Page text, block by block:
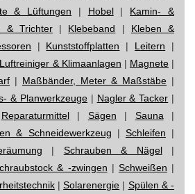
& Lüftungen | Hobel| Kamin- &
& Trichter| Klebeband | Kleben &
| Kunststoffplatten | Leitern |
Luftreiniger & Klimaanlagen | Magnete|
| Maßbänder, Meter & Maßstäbe |
& Planwerkzeuge | Nagler & Tacker |
Reparaturmittel| Sägen | Sauna |
& Schneidewerkzeug | Schleifen |
| Schrauben & Nägel|
& -zwingen | Schweißen |
|Solarenergie | Spülen & -